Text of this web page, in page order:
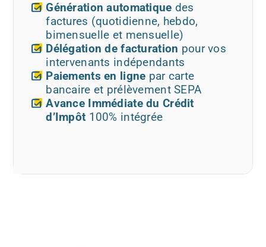
Génération automatique des
factures (quotidienne, hebdo,
bimensuelle et mensuelle)
Délégation de facturation pour vos
intervenants indépendants
Paiements en ligne par carte
bancaire et prélèvement SEPA
Avance Immédiate du Crédit
d’Impôt 100% intégrée